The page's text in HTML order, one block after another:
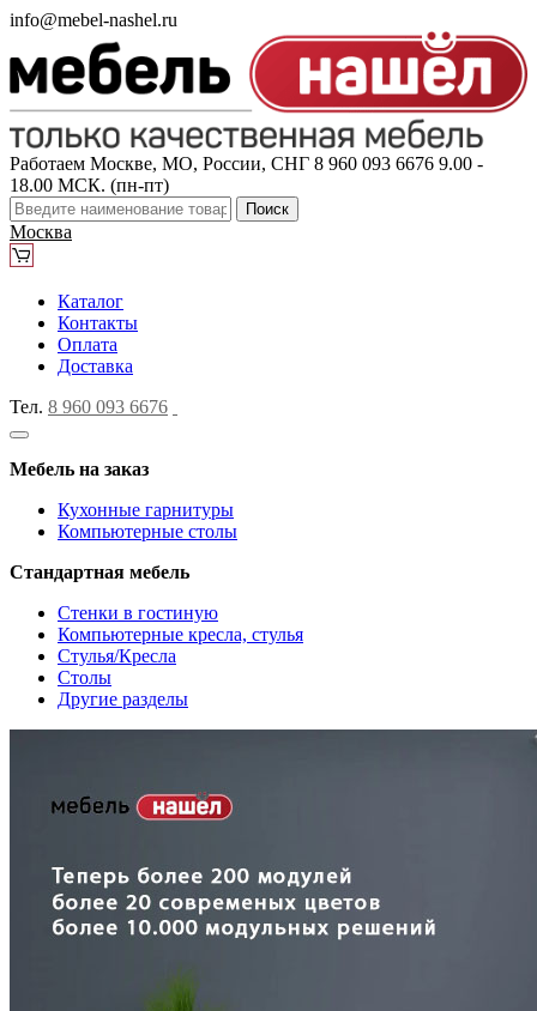
info@mebel-nashel.ru
Работаем Москве, МО, России, СНГ 8 960 093 6676 9.00 -
18.00 МСК. (пн-пт)
Поиск
Москва
Каталог
Контакты
Оплата
Доставка
Тел. 8 960 093 6676
Мебель на заказ
Кухонные гарнитуры
Компьютерные столы
Стандартная мебель
Стенки в гостиную
Компьютерные кресла, стулья
Стулья/Кресла
Столы
Другие разделы